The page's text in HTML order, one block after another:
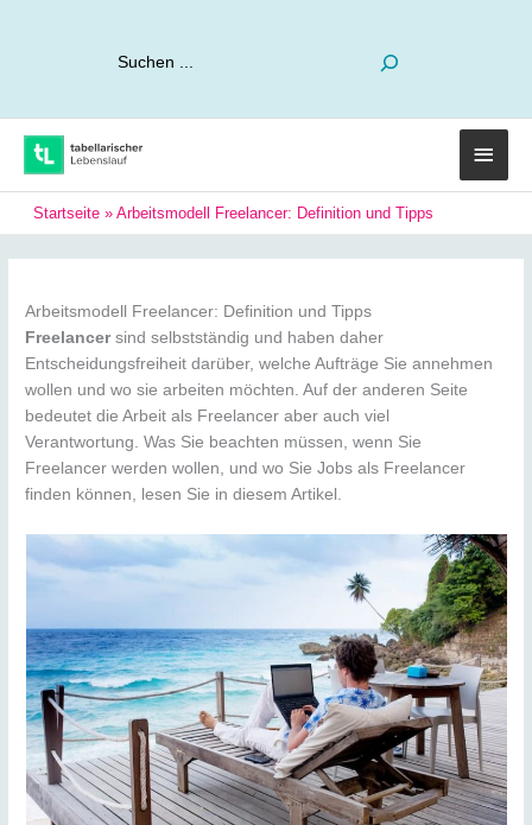
Startseite » Arbeitsmodell Freelancer: Definition und Tipps
Arbeitsmodell Freelancer: Definition und Tipps
Freelancersind selbstständig und haben daher
Entscheidungsfreiheit darüber, welche Aufträge Sie annehmen
wollen und wo sie arbeiten möchten. Auf der anderen Seite
bedeutet die Arbeit als Freelancer aber auch viel
Verantwortung. Was Sie beachten müssen, wenn Sie
Freelancer werden wollen, und wo Sie Jobs als Freelancer
finden können, lesen Sie in diesem Artikel.